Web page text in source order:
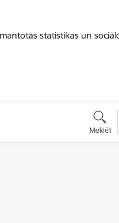
statistikas un
Meklēt